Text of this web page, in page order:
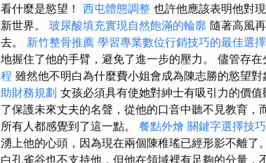
看什麼是慾望！ 西屯體態調整 也許他應該表明他對
新世界。 玻尿酸填充實現自然飽滿的輪廓 隨著高風
去。 新竹整骨推薦 學習專業數位行銷技巧的最佳選擇
地握住了他的手臂，避免了進一步的壓力。 儘管存
程 雖然他不明白為什麼費​​小姐會成為陳志勝的慾望
助財務規劃 女孩必須具有使她對紳士有吸引力的價值
了保護未來丈夫的名聲，從他的口音中聽不見教育，
所有人都感覺到了這一點。 餐點外燴 關鍵字選擇技巧
湧上他的心頭，因為現在兩個陳稚瑤已經形影不離
白孔雀谷也不支持他，但他在領域裡有足夠的分量，